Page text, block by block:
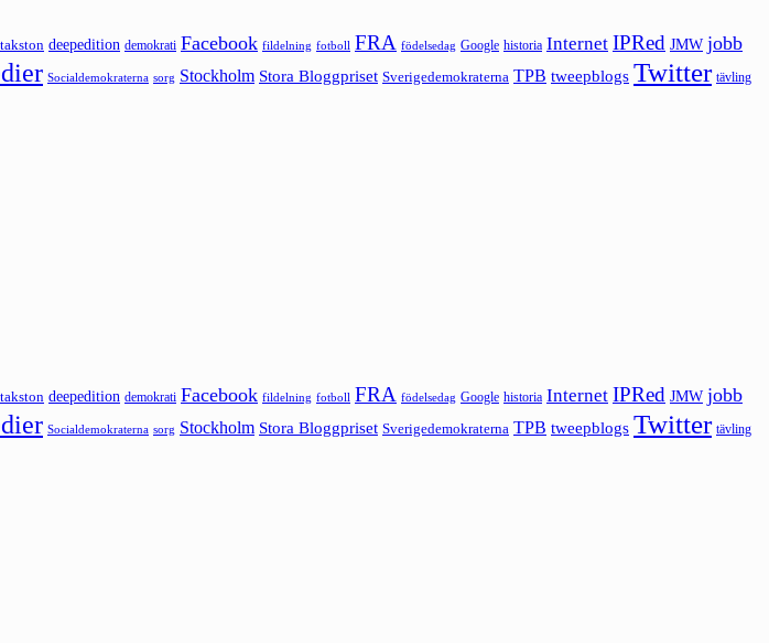
deepedition demokrati Facebook fildelning fotboll FRA födelsedag Google historia Internet IPRed JMW jobb
Socialdemokraterna sorg Stockholm Stora Bloggpriset Sverigedemokraterna TPB tweepblogs Twitter tävling
deepedition demokrati Facebook fildelning fotboll FRA födelsedag Google historia Internet IPRed JMW jobb
Socialdemokraterna sorg Stockholm Stora Bloggpriset Sverigedemokraterna TPB tweepblogs Twitter tävling